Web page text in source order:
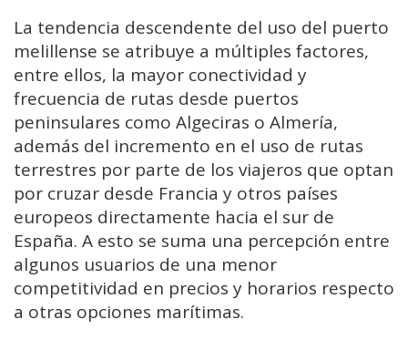
La tendencia descendente del uso del puerto
melillense se atribuye a múltiples factores,
entre ellos, la mayor conectividad y
frecuencia de rutas desde puertos
peninsulares como Algeciras o Almería,
además del incremento en el uso de rutas
terrestres por parte de los viajeros que optan
por cruzar desde Francia y otros países
europeos directamente hacia el sur de
España. A esto se suma una percepción entre
algunos usuarios de una menor
competitividad en precios y horarios respecto
a otras opciones marítimas.